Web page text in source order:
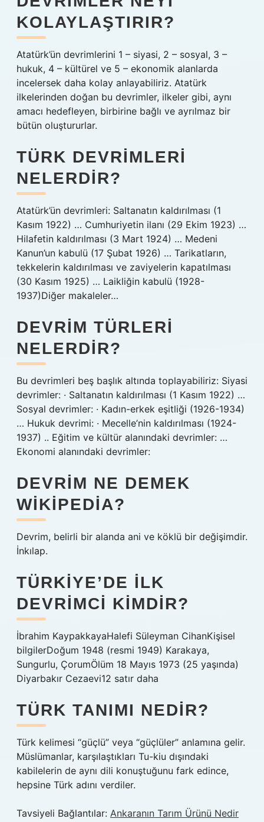
KOLAYLAŞTIRIR?
Atatürk’ün devrimlerini 1 – siyasi, 2 – sosyal, 3 –
hukuk, 4 – kültürel ve 5 – ekonomik alanlarda
incelersek daha kolay anlayabiliriz. Atatürk
ilkelerinden doğan bu devrimler, ilkeler gibi, aynı
amacı hedefleyen, birbirine bağlı ve ayrılmaz bir
bütün oluştururlar.
TÜRK DEVRIMLERI
NELERDIR?
Atatürk’ün devrimleri: Saltanatın kaldırılması (1
Kasım 1922) … Cumhuriyetin ilanı (29 Ekim 1923) …
Hilafetin kaldırılması (3 Mart 1924) … Medeni
Kanun’un kabulü (17 Şubat 1926) … Tarikatların,
tekkelerin kaldırılması ve zaviyelerin kapatılması
(30 Kasım 1925) … Laikliğin kabulü (1928-
1937)Diğer makaleler…
DEVRIM TÜRLERI
NELERDIR?
Bu devrimleri beş başlık altında toplayabiliriz: Siyasi
devrimler: · Saltanatın kaldırılması (1 Kasım 1922) …
Sosyal devrimler: · Kadın-erkek eşitliği (1926-1934)
… Hukuk devrimi: · Mecelle’nin kaldırılması (1924-
1937) .. Eğitim ve kültür alanındaki devrimler: …
Ekonomi alanındaki devrimler:
DEVRIM NE DEMEK
WIKIPEDIA?
Devrim, belirli bir alanda ani ve köklü bir değişimdir.
İnkılap.
TÜRKIYE’DE ILK
DEVRIMCI KIMDIR?
İbrahim KaypakkayaHalefi Süleyman CihanKişisel
bilgilerDoğum 1948 (resmi 1949) Karakaya,
Sungurlu, ÇorumÖlüm 18 Mayıs 1973 (25 yaşında)
Diyarbakır Cezaevi12 satır daha
TÜRK TANIMI NEDIR?
Türk kelimesi “güçlü” veya “güçlüler” anlamına gelir.
Müslümanlar, karşılaştıkları Tu-kiu dışındaki
kabilelerin de aynı dili konuştuğunu fark edince,
hepsine Türk adını verdiler.
Tavsiyeli Bağlantılar: Ankaranın Tarım Ürünü Nedir